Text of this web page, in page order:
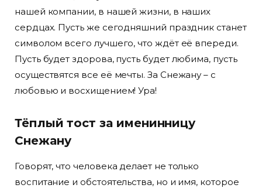
нашей компании, в нашей жизни, в наших
сердцах. Пусть же сегодняшний праздник станет
символом всего лучшего, что ждёт её впереди.
Пусть будет здорова, пусть будет любима, пусть
осуществятся все её мечты. За Снежану – с
любовью и восхищением! Ура!
Тёплый тост за именинницу
Снежану
Говорят, что человека делает не только
воспитание и обстоятельства, но и имя, которое